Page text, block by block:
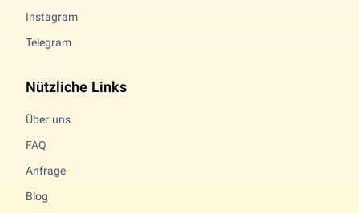
Instagram
Telegram
Nützliche Links
Über uns
FAQ
Anfrage
Blog